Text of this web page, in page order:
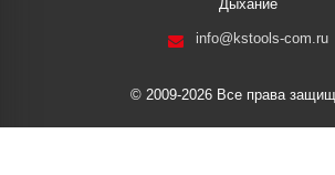
Дыхание
info@kstools-com.ru
© 2009-2026 Все права